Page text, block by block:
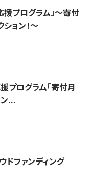
プログラム」〜寄付
ョン！〜
プログラム「寄付月
...
ファンディング